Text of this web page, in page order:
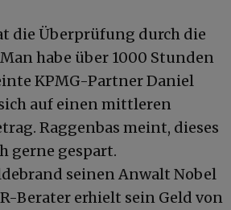
die Überprüfung durch die
habe über 1000 Stunden
KPMG-Partner Daniel
auf einen mittleren
Raggenbas meint, dieses
gerne gespart.
seinen Anwalt Nobel
Berater erhielt sein Geld von